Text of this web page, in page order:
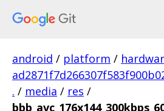
android / platform /
. / media / res /